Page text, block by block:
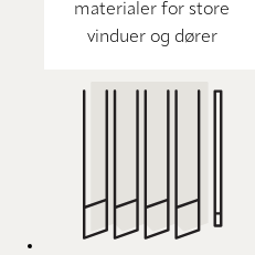
materialer for store
vinduer og dører